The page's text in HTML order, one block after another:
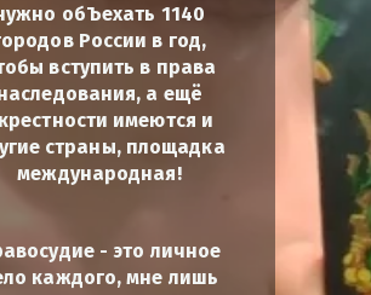
обЪехать 1140
России в год,
вступить в права
а ещё
имеются и
страны, площадка
международная!
- это личное
каждого, мне лишь